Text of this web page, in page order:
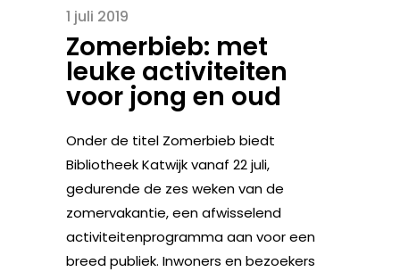
1 juli 2019
Zomerbieb: met
leuke activiteiten
voor jong en oud
Onder de titel Zomerbieb biedt
Bibliotheek Katwijk vanaf 22 juli,
gedurende de zes weken van de
zomervakantie, een afwisselend
activiteitenprogramma aan voor een
breed publiek. Inwoners en bezoekers